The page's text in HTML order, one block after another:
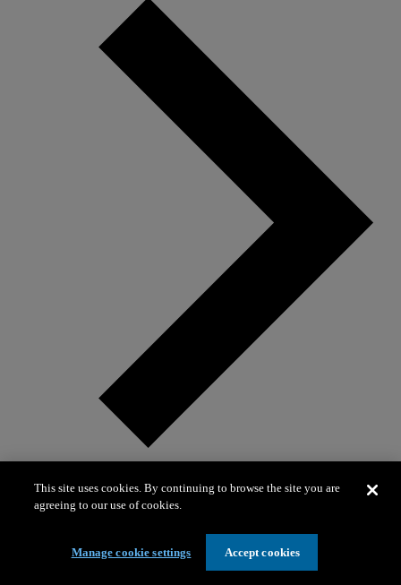
Carta de Julie Packard
This site uses cookies. By continuing to browse the site you are
agreeing to our use of cookies.
Manage cookie settings Accept cookies